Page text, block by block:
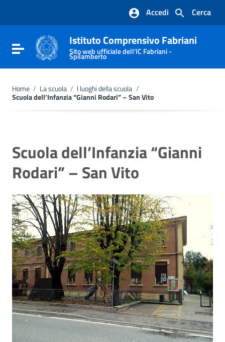
Vai al footer
Cerca
Accedi
Attiva / disattiva la navigazione
Istituto Comprensivo Fabriani
Sito web ufficiale dell'IC Fabriani -
Spilamberto
Home / La scuola / I luoghi della scuola /
Scuola dell’Infanzia “Gianni Rodari” – San Vito
Scuola dell’Infanzia “Gianni
Rodari” – San Vito